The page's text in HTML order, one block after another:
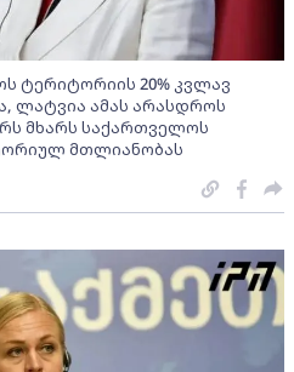
ტერიტორიის 20% კვლავ
ლატვია ამას არასდროს
მხარს საქართველოს
მთლიანობას